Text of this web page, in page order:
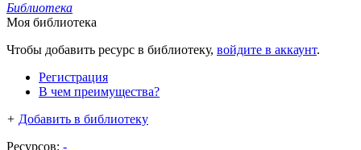
Библиотека
Моя библиотека
Чтобы добавить ресурс в библиотеку, войдите в аккаунт.
Регистрация
В чем преимущества?
+ Добавить в библиотеку
Ресурсов: -